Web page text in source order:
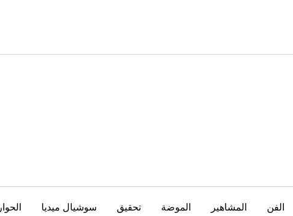
الفن المشاهير الموضة تحقيق سوشيال ميديا الحوار